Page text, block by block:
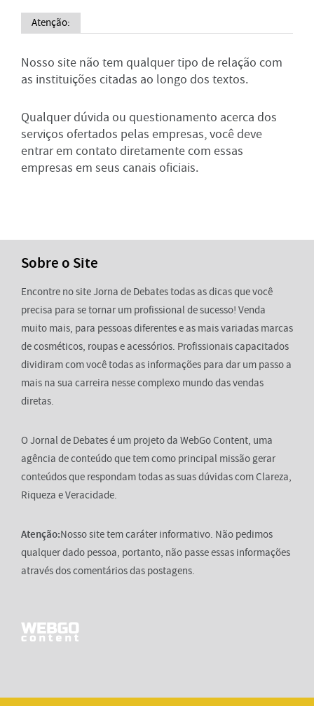
Atenção:
Nosso site não tem qualquer tipo de relação com
as instituições citadas ao longo dos textos.
Qualquer dúvida ou questionamento acerca dos
serviços ofertados pelas empresas, você deve
entrar em contato diretamente com essas
empresas em seus canais oficiais.
Sobre o Site
Encontre no site Jorna de Debates todas as dicas que você
precisa para se tornar um profissional de sucesso! Venda
muito mais, para pessoas diferentes e as mais variadas marcas
de cosméticos, roupas e acessórios. Profissionais capacitados
dividiram com você todas as informações para dar um passo a
mais na sua carreira nesse complexo mundo das vendas
diretas.
O Jornal de Debates é um projeto da WebGo Content, uma
agência de conteúdo que tem como principal missão gerar
conteúdos que respondam todas as suas dúvidas com Clareza,
Riqueza e Veracidade.
Atenção:Nosso site tem caráter informativo. Não pedimos
qualquer dado pessoa, portanto, não passe essas informações
através dos comentários das postagens.